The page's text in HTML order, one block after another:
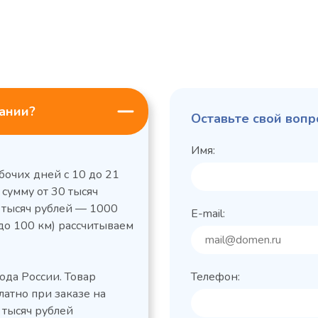
стол Polair
1050421d
х Ш х В),
1200x605x850/91
Холодильный
Polair ШХФ-0,2
Расход
дней с 10 до 21
сумму от 30 тысяч
рублей — 1000
100 км) рассчитываем
России. Товар
при заказе на
рублей
Оставьте свой
Имя:
E-mail:
Телефон: